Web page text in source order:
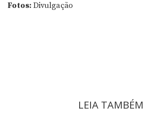
Fotos: Divulgação
LEIA TAMBÉM